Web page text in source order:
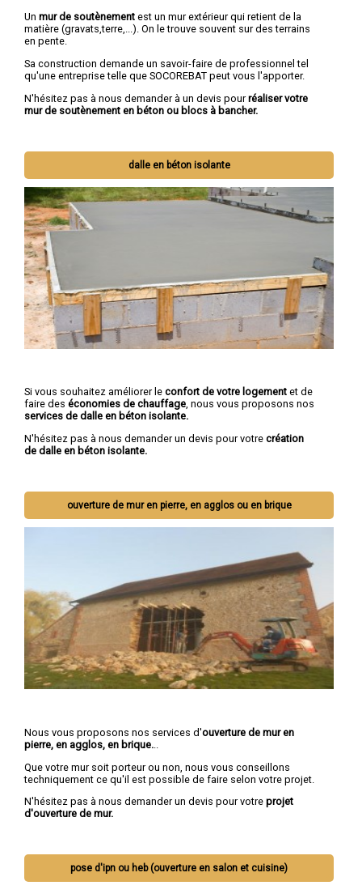
Un mur de soutènement est un mur extérieur qui retient de la
matière (gravats,terre,...). On le trouve souvent sur des terrains
en pente.
Sa construction demande un savoir-faire de professionnel tel
qu'une entreprise telle que SOCOREBAT peut vous l'apporter.
N'hésitez pas à nous demander à un devis pourréaliser votre
mur de soutènement en béton ou blocs à bancher.
dalle en béton isolante
Si vous souhaitez améliorer le confort de votre logement et de
faire des économies de chauffage, nous vous proposons nos
services de dalle en béton isolante.
N'hésitez pas à nous demander un devis pour votre création
de dalle en béton isolante.
ouverture de mur en pierre, en agglos ou en brique
Nous vous proposons nos services d'ouverture de mur en
pierre, en agglos, en brique.
Que votre mur soit porteur ou non, nous vous conseillons
techniquement ce qu'il est possible de faire selon votre projet.
N'hésitez pas à nous demander un devis pour votre projet
d'ouverture de mur.
pose d'ipn ou heb (ouverture en salon et cuisine)